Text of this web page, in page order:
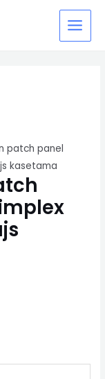
MAIN
MENU
patch panel
kasetama